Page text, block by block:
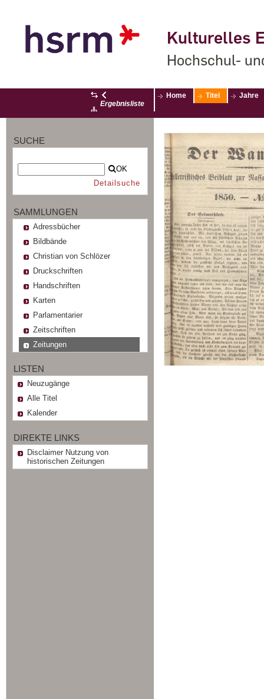
Kulturelles
Hochschul-
Ergebnisliste
Home Titel Jahre
SUCHE
OK
Detailsuche
SAMMLUNGEN
Adressbücher
Bildbände
Christian von Schlözer
Druckschriften
Handschriften
Karten
Parlamentarier
Zeitschriften
Zeitungen
LISTEN
Neuzugänge
Alle Titel
Kalender
DIREKTE LINKS
Disclaimer Nutzung von
historischen Zeitungen